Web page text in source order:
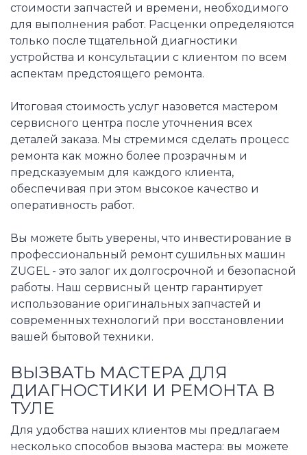
стоимости запчастей и времени, необходимого
для выполнения работ. Расценки определяются
только после тщательной диагностики
устройства и консультации с клиентом по всем
аспектам предстоящего ремонта.
Итоговая стоимость услуг назовется мастером
сервисного центра после уточнения всех
деталей заказа. Мы стремимся сделать процесс
ремонта как можно более прозрачным и
предсказуемым для каждого клиента,
обеспечивая при этом высокое качество и
оперативность работ.
Вы можете быть уверены, что инвестирование в
профессиональный ремонт сушильных машин
ZUGEL - это залог их долгосрочной и безопасной
работы. Наш сервисный центр гарантирует
использование оригинальных запчастей и
современных технологий при восстановлении
вашей бытовой техники.
ВЫЗВАТЬ МАСТЕРА ДЛЯ
ДИАГНОСТИКИ И РЕМОНТА В
ТУЛЕ
Для удобства наших клиентов мы предлагаем
несколько способов вызова мастера: вы можете